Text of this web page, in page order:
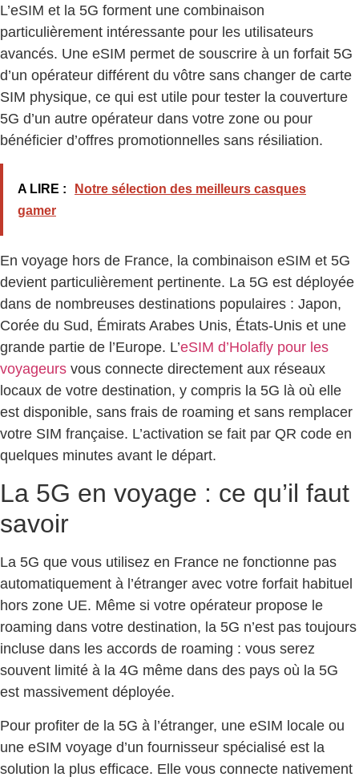
L’eSIM et la 5G forment une combinaison
particulièrement intéressante pour les utilisateurs
avancés. Une eSIM permet de souscrire à un forfait 5G
d’un opérateur différent du vôtre sans changer de carte
SIM physique, ce qui est utile pour tester la couverture
5G d’un autre opérateur dans votre zone ou pour
bénéficier d’offres promotionnelles sans résiliation.
A LIRE :
Notre sélection des meilleurs casques
gamer
En voyage hors de France, la combinaison eSIM et 5G
devient particulièrement pertinente. La 5G est déployée
dans de nombreuses destinations populaires : Japon,
Corée du Sud, Émirats Arabes Unis, États-Unis et une
grande partie de l’Europe. L’eSIM d’Holafly pour les
voyageurs vous connecte directement aux réseaux
locaux de votre destination, y compris la 5G là où elle
est disponible, sans frais de roaming et sans remplacer
votre SIM française. L’activation se fait par QR code en
quelques minutes avant le départ.
La 5G en voyage : ce qu’il faut
savoir
La 5G que vous utilisez en France ne fonctionne pas
automatiquement à l’étranger avec votre forfait habituel
hors zone UE. Même si votre opérateur propose le
roaming dans votre destination, la 5G n’est pas toujours
incluse dans les accords de roaming : vous serez
souvent limité à la 4G même dans des pays où la 5G
est massivement déployée.
Pour profiter de la 5G à l’étranger, une eSIM locale ou
une eSIM voyage d’un fournisseur spécialisé est la
solution la plus efficace. Elle vous connecte nativement